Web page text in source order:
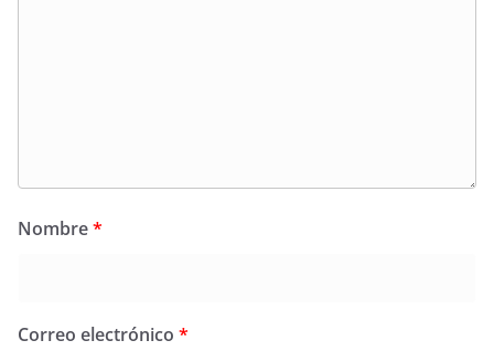
Nombre*
Correo electrónico *